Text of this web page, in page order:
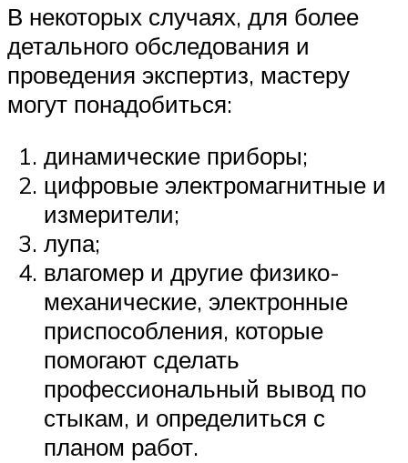
В некоторых случаях, для более
детального обследования и
проведения экспертиз, мастеру
могут понадобиться:
динамические приборы;
цифровые электромагнитные и
измерители;
лупа;
влагомер и другие физико-
механические, электронные
приспособления, которые
помогают сделать
профессиональный вывод по
стыкам, и определиться с
планом работ.